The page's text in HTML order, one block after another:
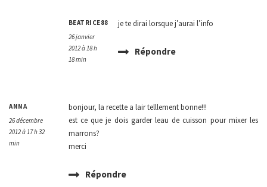
BEATRICE88
26 janvier
2012 à 18 h
18 min
je te dirai lorsque j’aurai l’info
Répondre
ANNA
26 décembre
2012 à 17 h 32
min
bonjour, la recette a lair telllement bonne!!!
est ce que je dois garder leau de cuisson pour mixer les
marrons?
merci
Répondre